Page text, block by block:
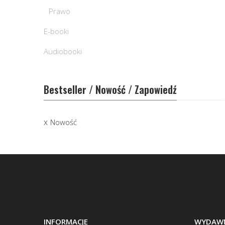
Prawo
E-booki
Audiobooki
Bestseller / Nowość / Zapowiedź
Nowość
INFORMACJE